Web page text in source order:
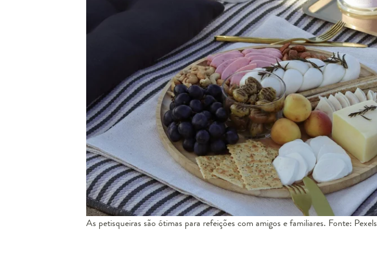
As petisqueiras são ótimas para refeições com amigos e familiares. Fonte: Pexels